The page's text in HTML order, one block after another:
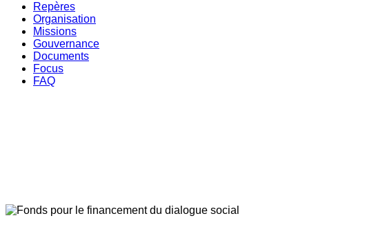
Repères
Organisation
Missions
Gouvernance
Documents
Focus
FAQ